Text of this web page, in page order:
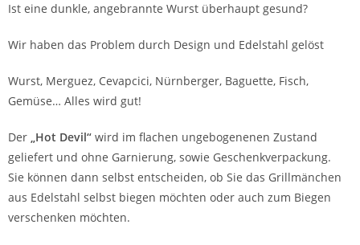
Ist eine dunkle, angebrannte Wurst überhaupt gesund?
Wir haben das Problem durch Design und Edelstahl gelöst
Wurst, Merguez, Cevapcici, Nürnberger, Baguette, Fisch,
Gemüse… Alles wird gut!
Der „Hot Devil“ wird im flachen ungebogenenen Zustand
geliefert und ohne Garnierung, sowie Geschenkverpackung.
Sie können dann selbst entscheiden, ob Sie das Grillmänchen
aus Edelstahl selbst biegen möchten oder auch zum Biegen
verschenken möchten.